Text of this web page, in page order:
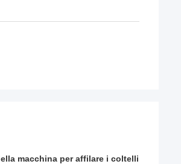
macchina per affilare i coltelli